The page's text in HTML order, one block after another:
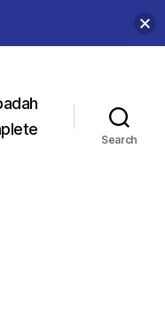
Search